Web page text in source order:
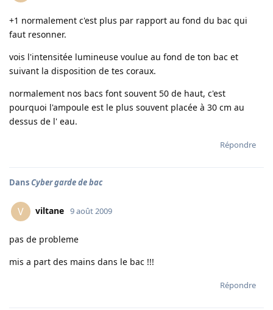
+1 normalement c'est plus par rapport au fond du bac qui
faut resonner.
vois l'intensitée lumineuse voulue au fond de ton bac et
suivant la disposition de tes coraux.
normalement nos bacs font souvent 50 de haut, c'est
pourquoi l'ampoule est le plus souvent placée à 30 cm au
dessus de l' eau.
Répondre
DansCyber garde de bac
V viltane 9 août 2009
pas de probleme
mis a part des mains dans le bac !!!
Répondre